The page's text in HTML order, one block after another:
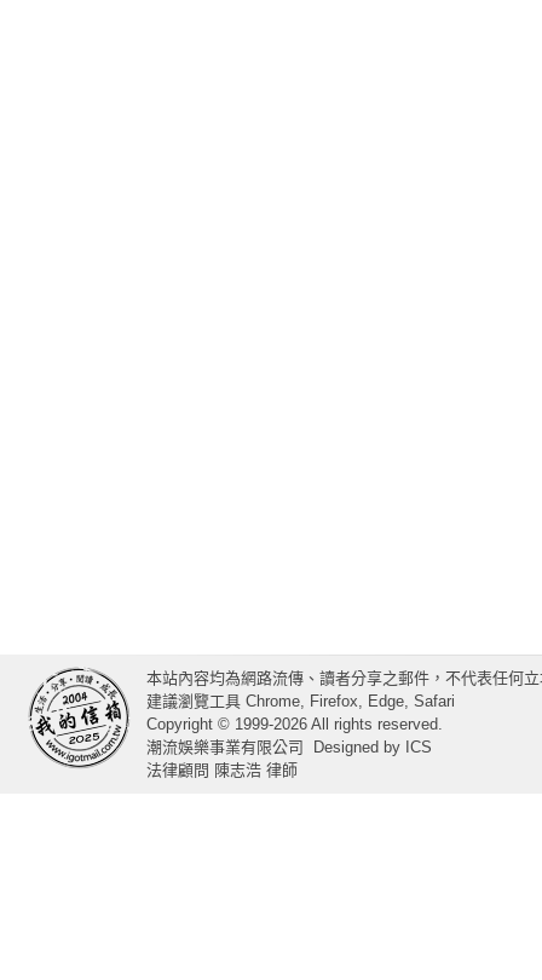
本站內容均為網路流傳、讀者分享之郵件，不代表任何
建議瀏覽工具 Chrome, Firefox, Edge, Safari
Copyright © 1999-2026 All rights reserved.
潮流娛樂事業有限公司
Designed by ICS
法律顧問 陳志浩 律師